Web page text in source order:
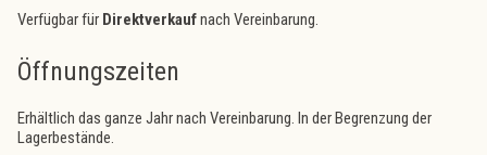
Verfügbar für Direktverkaufnach Vereinbarung.
Öffnungszeiten
Erhältlich das ganze Jahr nach Vereinbarung. In der Begrenzung der
Lagerbestände.